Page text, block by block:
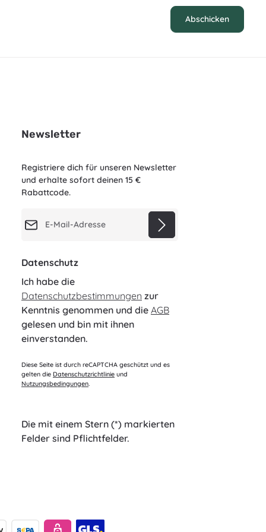
Abschicken
Newsletter
Registriere dich für unseren Newsletter
und erhalte sofort deinen 15 €
Rabattcode.
Datenschutz
Ich habe die
Datenschutzbestimmungen zur
Kenntnis genommen und die AGB
gelesen und bin mit ihnen
einverstanden.
Diese Seite ist durch reCAPTCHA geschützt und es
gelten die Datenschutzrichtlinie und
Nutzungsbedingungen.
Die mit einem Stern (*) markierten
Felder sind Pflichtfelder.